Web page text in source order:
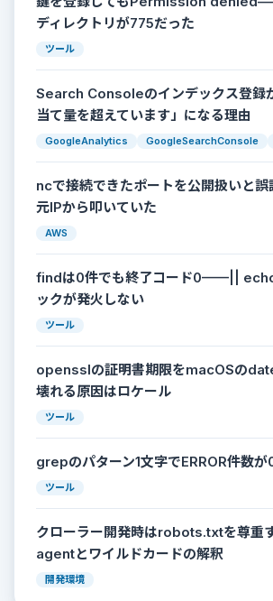
ディレクトリが775だった
ツール
Search Consoleのインデックス登録
当て量を超えています」になる理由
GoogleAnalytics GoogleSearchConsole
ncで接続できたポートを公開扱いと
元IPから叩いていた
AWS
findは0件でも終了コード0——||
ックが発火しない
ツール
opensslの証明書期限をmacOSの
壊れる原因はロケール
ツール
grepのパターン1文字でERROR件数
ツール
クローラー開発時はrobots.txtを尊
agentとワイルドカードの解釈
開発環境